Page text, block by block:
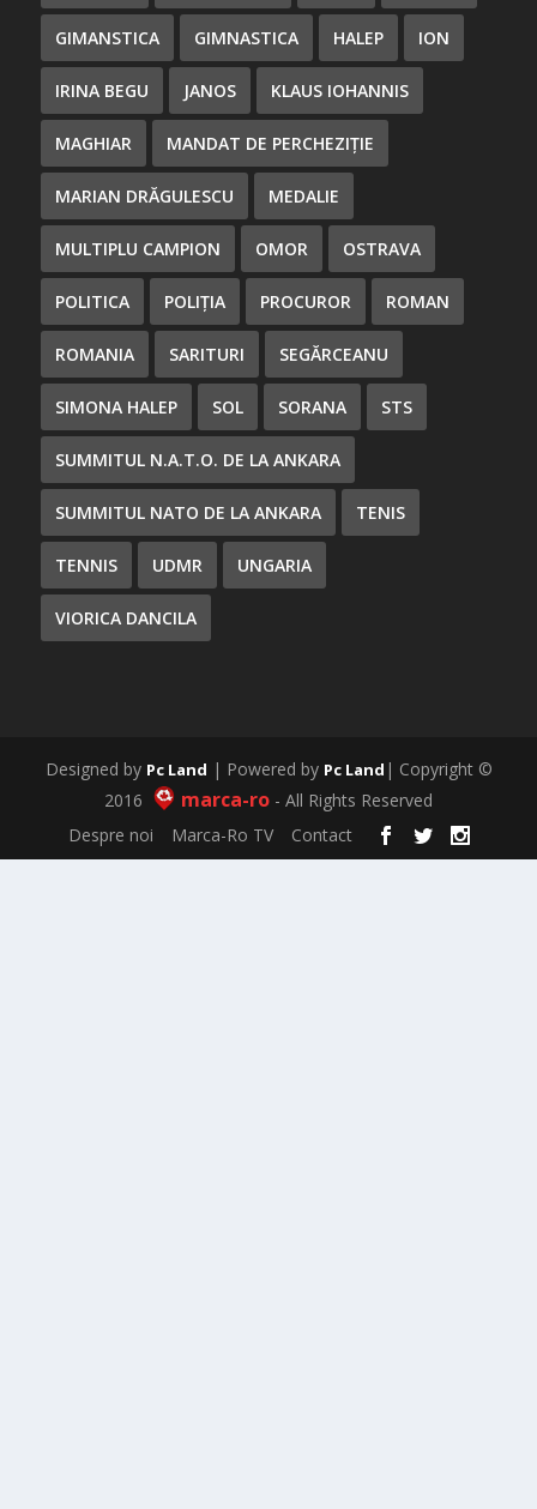
GIMANSTICA GIMNASTICA HALEP ION
IRINA BEGU JANOS KLAUS IOHANNIS
MAGHIAR MANDAT DE PERCHEZIȚIE
MARIAN DRĂGULESCU MEDALIE
MULTIPLU CAMPION OMOR OSTRAVA
POLITICA POLIȚIA PROCUROR ROMAN
ROMANIA SARITURI SEGĂRCEANU
SIMONA HALEP SOL SORANA STS
SUMMITUL N.A.T.O. DE LA ANKARA
SUMMITUL NATO DE LA ANKARA TENIS
TENNIS UDMR UNGARIA
VIORICA DANCILA
Designed by Pc Land | Powered by Pc Land | Copyright ©
2016 marca-ro - All Rights Reserved
Despre noi
Marca-Ro TV Contact